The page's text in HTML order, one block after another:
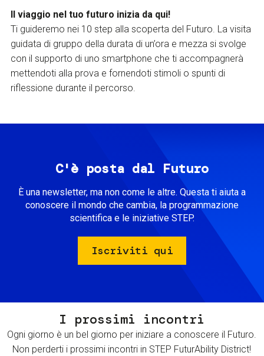
Il viaggio nel tuo futuro inizia da qui!
Ti guideremo nei 10 step alla scoperta del Futuro. La visita
guidata di gruppo della durata di un’ora e mezza si svolge
con il supporto di uno smartphone che ti accompagnerà
mettendoti alla prova e fornendoti stimoli o spunti di
riflessione durante il percorso.
C'è posta dal Futuro
È una newsletter, ma non come le altre. Questa ti aiuta a
conoscere il mondo che cambia, la programmazione
scientifica e le iniziative STEP.
Iscriviti qui
I prossimi incontri
Ogni giorno è un bel giorno per iniziare a conoscere il Futuro.
Non perderti i prossimi incontri in STEP FuturAbility District!